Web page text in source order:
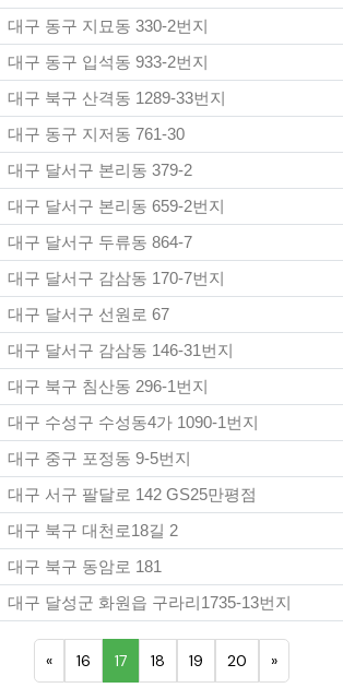
대구 동구 지묘동 330-2번지
대구 동구 입석동 933-2번지
대구 북구 산격동 1289-33번지
대구 동구 지저동 761-30
대구 달서구 본리동 379-2
대구 달서구 본리동 659-2번지
대구 달서구 두류동 864-7
대구 달서구 감삼동 170-7번지
대구 달서구 선원로 67
대구 달서구 감삼동 146-31번지
대구 북구 침산동 296-1번지
대구 수성구 수성동4가 1090-1번지
대구 중구 포정동 9-5번지
대구 서구 팔달로 142 GS25만평점
대구 북구 대천로18길 2
대구 북구 동암로 181
대구 달성군 화원읍 구라리1735-13번지
« 16 17 18 19 20 »